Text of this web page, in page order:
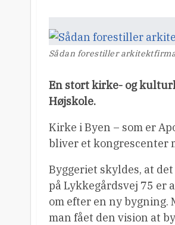
Sådan forestiller
En stort kirke- og
Højskole.
Kirke i Byen – som er
bliver et kongrescenter
Byggeriet skyldes, at
på Lykkegårdsvej 75 er
om efter en ny bygning.
man fået den vision at